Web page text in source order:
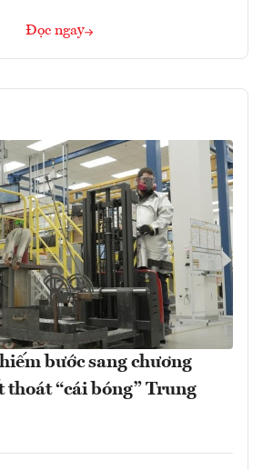
Đọc ngay
bước sang chương
thoát “cái bóng” Trung